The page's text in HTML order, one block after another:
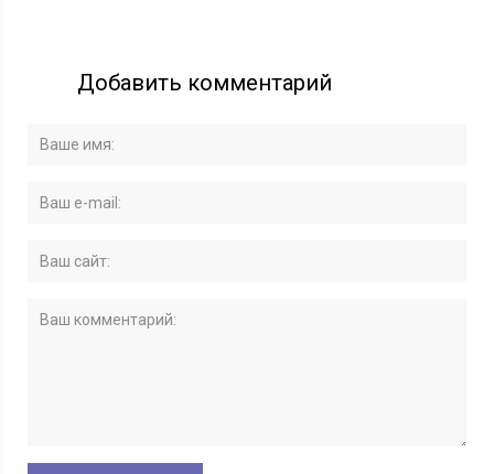
Добавить комментарий